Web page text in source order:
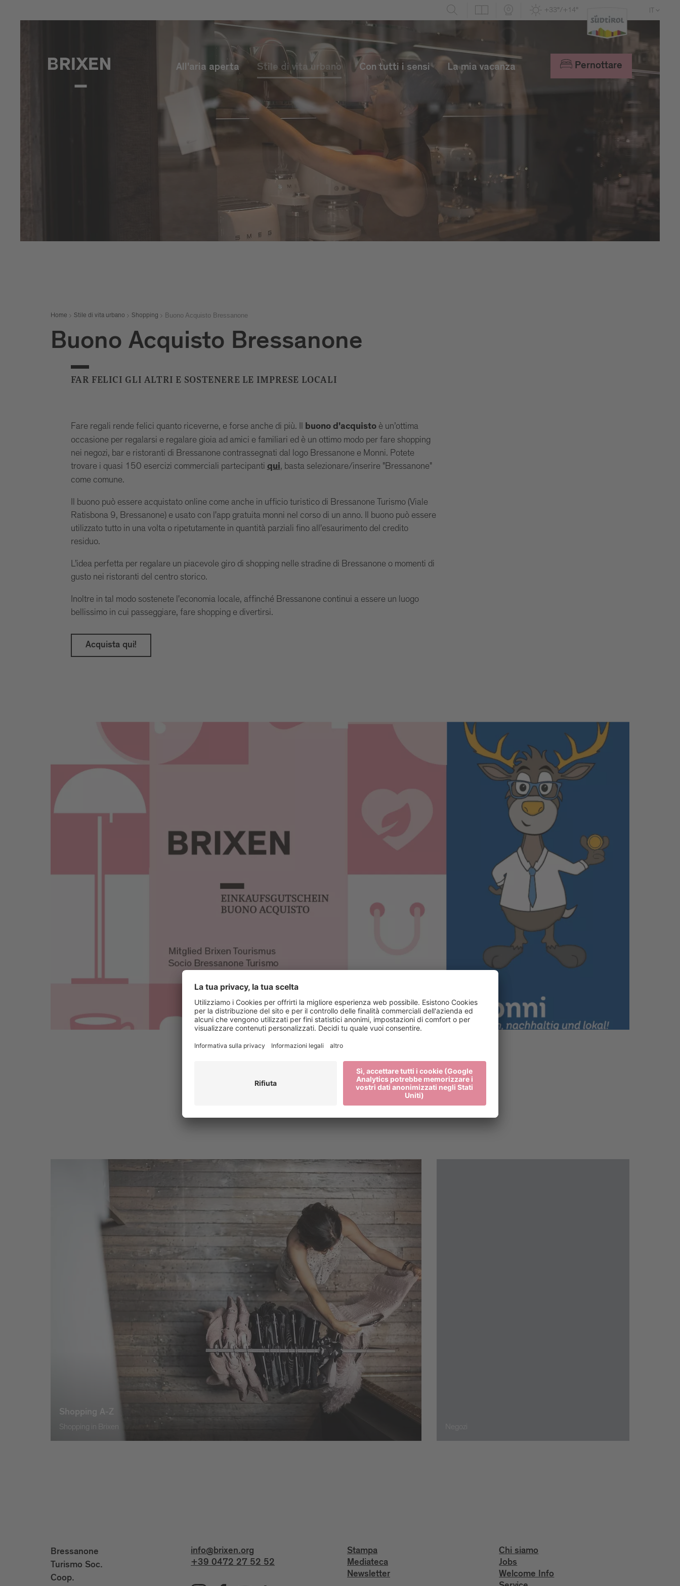
+33°/+14° IT
All'aria aperta Stile di vita urbano Con tutti i sensi La mia vacanza Pernottare
Home Stile di vita urbano Shopping Buono Acquisto Bressanone
Buono Acquisto Bressanone
FAR FELICI GLI ALTRI E SOSTENERE LE IMPRESE LOCALI
Fare regali rende felici quanto riceverne, e forse anche di più. Il buono d'acquistoè un’ottima
occasione per regalarsi e regalare gioia ad amici e familiari ed è un ottimo modo per fare shopping
nei negozi, bar e ristoranti di Bressanone contrassegnati dal logo Bressanone e Monni. Potete
trovare i quasi 150 esercizi commerciali partecipanti qui, basta selezionare/inserire "Bressanone"
come comune.
Il buono può essere acquistato online come anche in ufficio turistico di Bressanone Turismo (Viale
Ratisbona 9, Bressanone) e usato con l'app gratuita monni nel corso di un anno. Il buono può essere
utilizzato tutto in una volta o ripetutamente in quantità parziali fino all'esaurimento del credito
residuo.
L’idea perfetta per regalare un piacevole giro di shopping nelle stradine di Bressanone o momenti di
gusto nei ristoranti del centro storico.
Inoltre in tal modo sostenete l'economia locale, affinché Bressanone continui a essere un luogo
bellissimo in cui passeggiare, fare shopping e divertirsi.
Acquista qui!
Shopping A-Z
Shopping in Brixen
Bressanone
Turismo Soc.
Coop.
info@brixen.org
+39 0472 27 52 52
Stampa
Mediateca
Newsletter
Chi siamo
Jobs
Welcome Info